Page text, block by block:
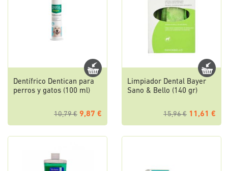
Dentífrico Dentican para
perros y gatos (100 ml)
10,79 € 9,87 €
Limpiador Dental Bayer
Sano & Bello (140 gr)
15,96 € 11,61 €